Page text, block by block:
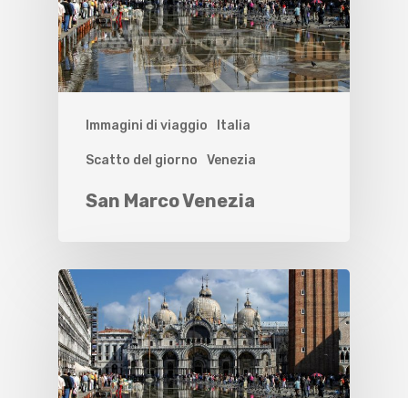
Immagini di viaggio Italia
Scatto del giorno Venezia
San Marco Venezia